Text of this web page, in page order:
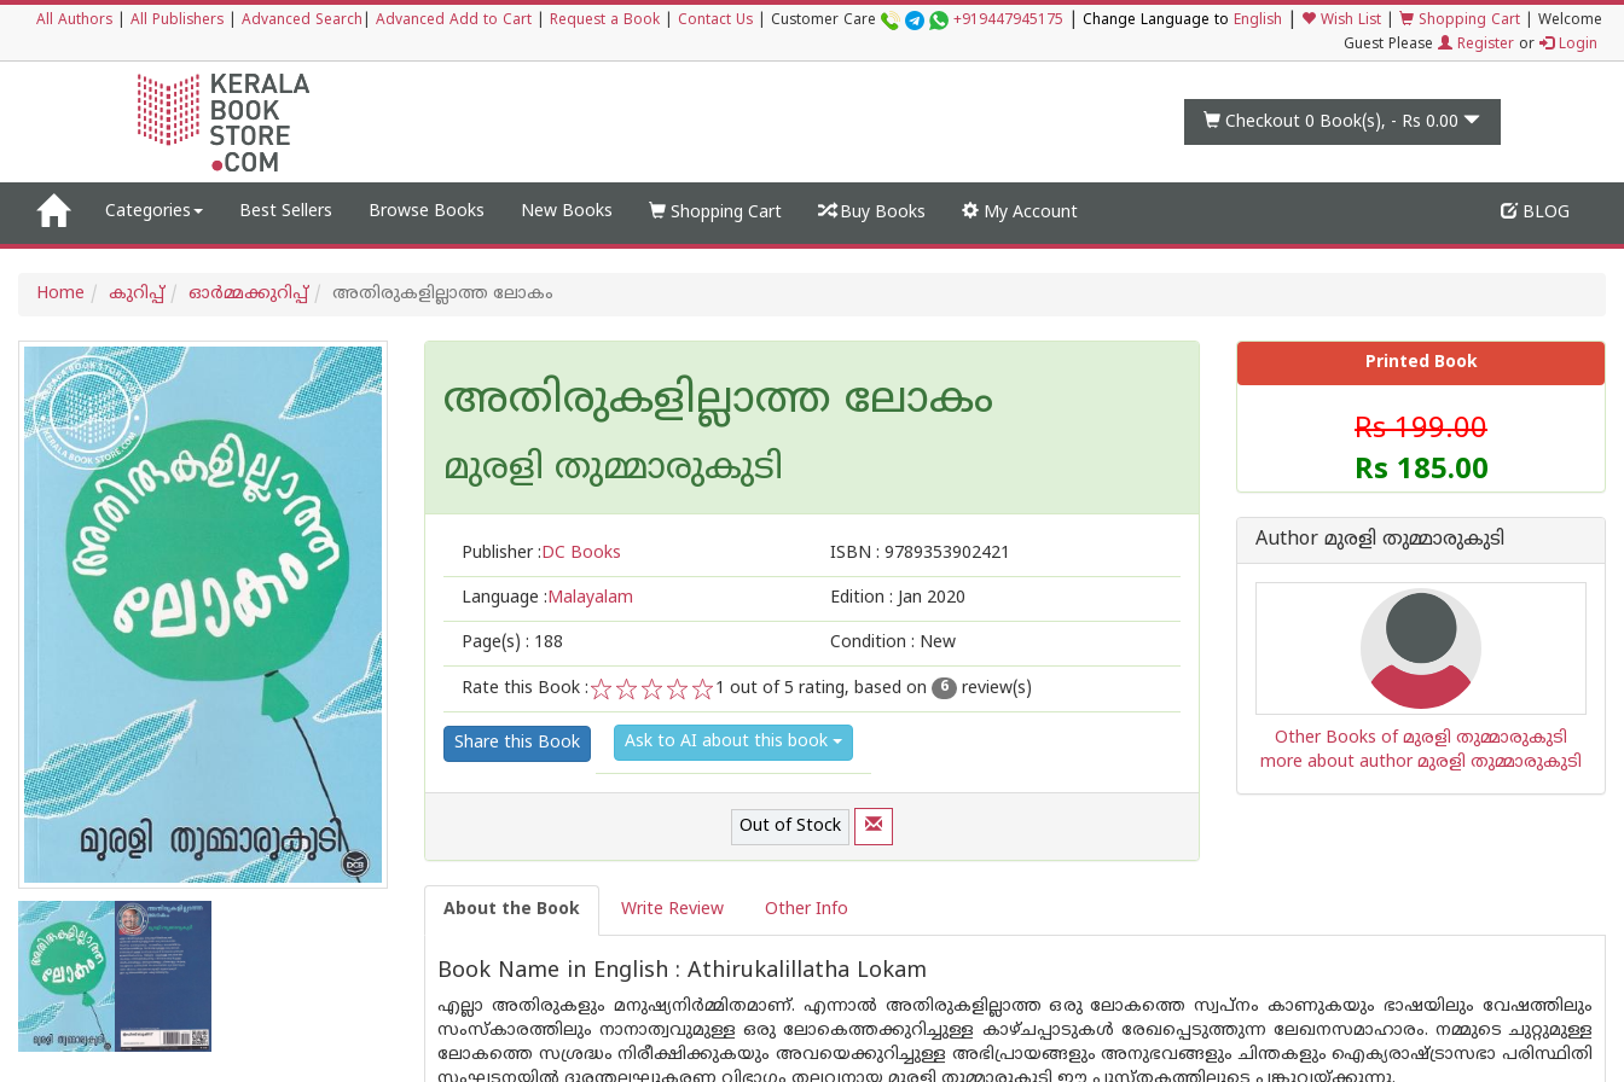
All Authors All Publishers Advanced Search Advanced Add to Cart Request a Book Contact Us Customer Care +919447945175 Change Language to English Wish List Shopping Cart
Welcome
Guest Please
Register or Login
Checkout 0 Book(s), - Rs 0.00
Categories Best Sellers Browse Books New Books Shopping Cart Buy Books My Account BLOG
Home കുറിപ്പ്‌ ഓര്‍മ്മക്കുറിപ്പ്‌ അതിരുകളില്ലാത്ത ലോകം
അതിരുകളില്ലാത്ത ലോകം
മുരളി തുമ്മാരുകുടി
Publisher :DC Books ISBN : 9789353902421
Language :Malayalam Edition : Jan 2020
Page(s) : 188 Condition : New
Rate this Book :
5
4
3
2
1
1 out of 5 rating, based on 6 review(s)
Share this Book Ask to AI about this book
Out of Stock
Printed Book
Rs 199.00
Rs 185.00
Author മുരളി തുമ്മാരുകുടി
Other Books of മുരളി തുമ്മാരുകുടി
more about author മുരളി തുമ്മാരുകുടി
About the Book Write Review Other Info
Book Name in English : Athirukalillatha Lokam
എല്ലാ അതിരുകളും മനുഷ്യനിര്‍മ്മിതമാണ്. എന്നാല്‍ അതിരുകളില്ലാത്ത ഒരു ലോകത്തെ സ്വപ്‌നം കാണുകയും ഭാഷയിലും വേഷത്തിലും
സംസ്‌കാരത്തിലും നാനാത്വവുമുള്ള ഒരു ലോകെത്തക്കുറിച്ചുള്ള കാഴ്ചപ്പാടുകള്‍ രേഖപ്പെടുത്തുന്ന ലേഖനസമാഹാരം. നമ്മുടെ ചുറ്റുമുള്ള
ലോകത്തെ സശ്രദ്ധം നിരീക്ഷിക്കുകയും അവയെക്കുറിച്ചുള്ള അഭിപ്രായങ്ങളും അനുഭവങ്ങളും ചിന്തകളും ഐക്യരാഷ്ട്രാസഭാ പരിസ്ഥിതി